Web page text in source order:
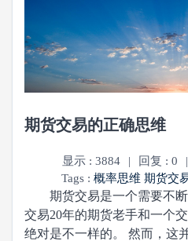
期货交易的正确思维
显示 : 3884 | 回复 : 0 |
Tags : 概率思维 期货交
期货交易是一个需要不断
交易20年的期货老手和一个
绝对是不一样的。 然而，这